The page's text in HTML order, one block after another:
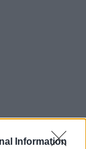
Information